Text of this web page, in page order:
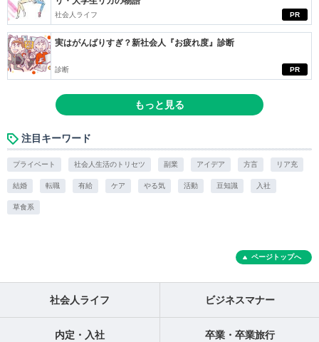
PR
社会人ライフ
PR
実はがんばりすぎ？新社会人『お疲れ度』診断
診断
もっと見る
注目キーワード
プライベート 社会人生活のトリセツ 副業 アイデア 方言 リア充
結婚 転職 有給 ケア やる気 活動 豆知識 入社
草食系
ページトップへ
社会人ライフ ビジネスマナー
内定・入社 卒業・卒業旅行